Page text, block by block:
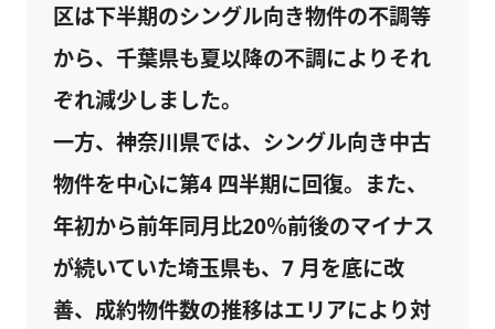
区は下半期のシングル向き物件の不調等
から、千葉県も夏以降の不調によりそれ
ぞれ減少しました。
一方、神奈川県では、シングル向き中古
物件を中心に第4 四半期に回復。また、
年初から前年同月比20％前後のマイナス
が続いていた埼玉県も、7 月を底に改
善、成約物件数の推移はエリアにより対